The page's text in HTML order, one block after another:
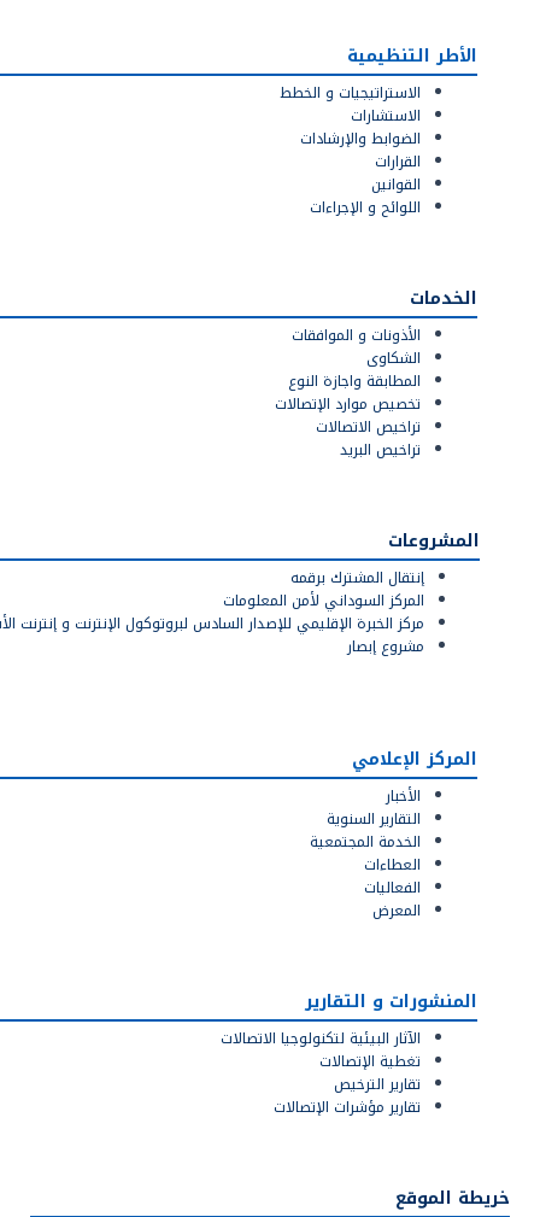
الأطر التنظيمية
الاستراتيجيات و الخطط‬
‫الاستشارات‬
‫الضوابط‬‫ والإرشادات‬
‫القرارات‬
‫القوانين‬
‫اللوائح و الإجراءات‬
الخدمات
الأذونات و الموافقات
الشكاوى
‫المطابقة ‬‫واجازة‬ ‫النوع
تخصيص موارد الإتصالات
تراخيص الاتصالات
تراخيص البريد
المشروعات
إنتقال المشترك برقمه
المركز السوداني لأمن المعلومات
مركز الخبرة الإقليمي للإصدار السادس لبروتوكول الإنترنت و إنترنت
مشروع إبصار
المركز الإعلامي
‫الأخبار‬
‫التقارير ‬‫السنوية‬
‫الخدمة ‬‫المجتمعية‬
‫العطاءات
‫الفعاليات‬
‫المعرض‬
المنشورات و التقارير
‫الآثار ‬‫البيئية‬ ‫لتكنولوجيا‬ ‫الاتصالات‬
‫تغطية ‬‫الإتصالات‬
‫تقارير ‬‫الترخيص‬
تقارير مؤشرات الإتصالات
خريطة الموقع